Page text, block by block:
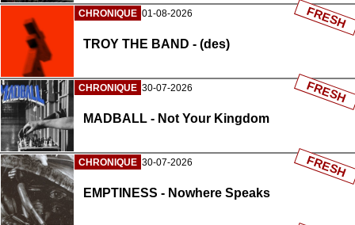
CHRONIQUE 01-08-2026
TROY THE BAND - (des)
FRESH
CHRONIQUE 30-07-2026
MADBALL - Not Your Kingdom
FRESH
CHRONIQUE 30-07-2026
EMPTINESS - Nowhere Speaks
FRESH